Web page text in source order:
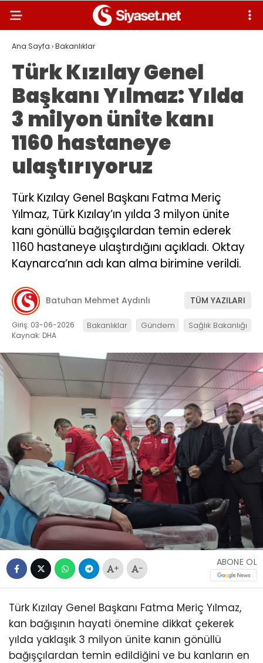
Ana Sayfa ›Bakanlıklar
Türk Kızılay Genel
Başkanı Yılmaz: Yılda
3 milyon ünite kanı
1160 hastaneye
ulaştırıyoruz
Türk Kızılay Genel Başkanı Fatma Meriç
Yılmaz, Türk Kızılay’ın yılda 3 milyon ünite
kanı gönüllü bağışçılardan temin ederek
1160 hastaneye ulaştırdığını açıkladı. Oktay
Kaynarca’nın adı kan alma birimine verildi.
Batuhan Mehmet Aydınlı TÜM YAZILARI
Giriş: 03-06-2026
Kaynak: DHA
Bakanlıklar Gündem Sağlık Bakanlığı
+ -
ABONE OL
Türk Kızılay Genel Başkanı Fatma Meriç Yılmaz,
kan bağışının hayati önemine dikkat çekerek
yılda yaklaşık 3 milyon ünite kanın gönüllü
bağışçılardan temin edildiğini ve bu kanların en